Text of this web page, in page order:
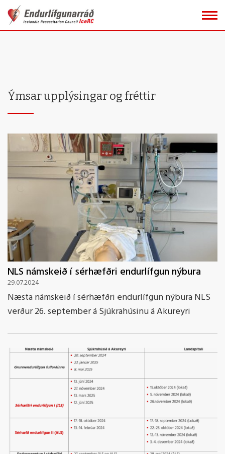
Fara
í
Ýmsar upplýsingar og fréttir
NLS námskeið í sérhæfðri endurlífgun nýbura
29.07.2024
Næsta námskeið í sérhæfðri endurlífgun nýbura NLS
verður 26. september á Sjúkrahúsinu á Akureyri